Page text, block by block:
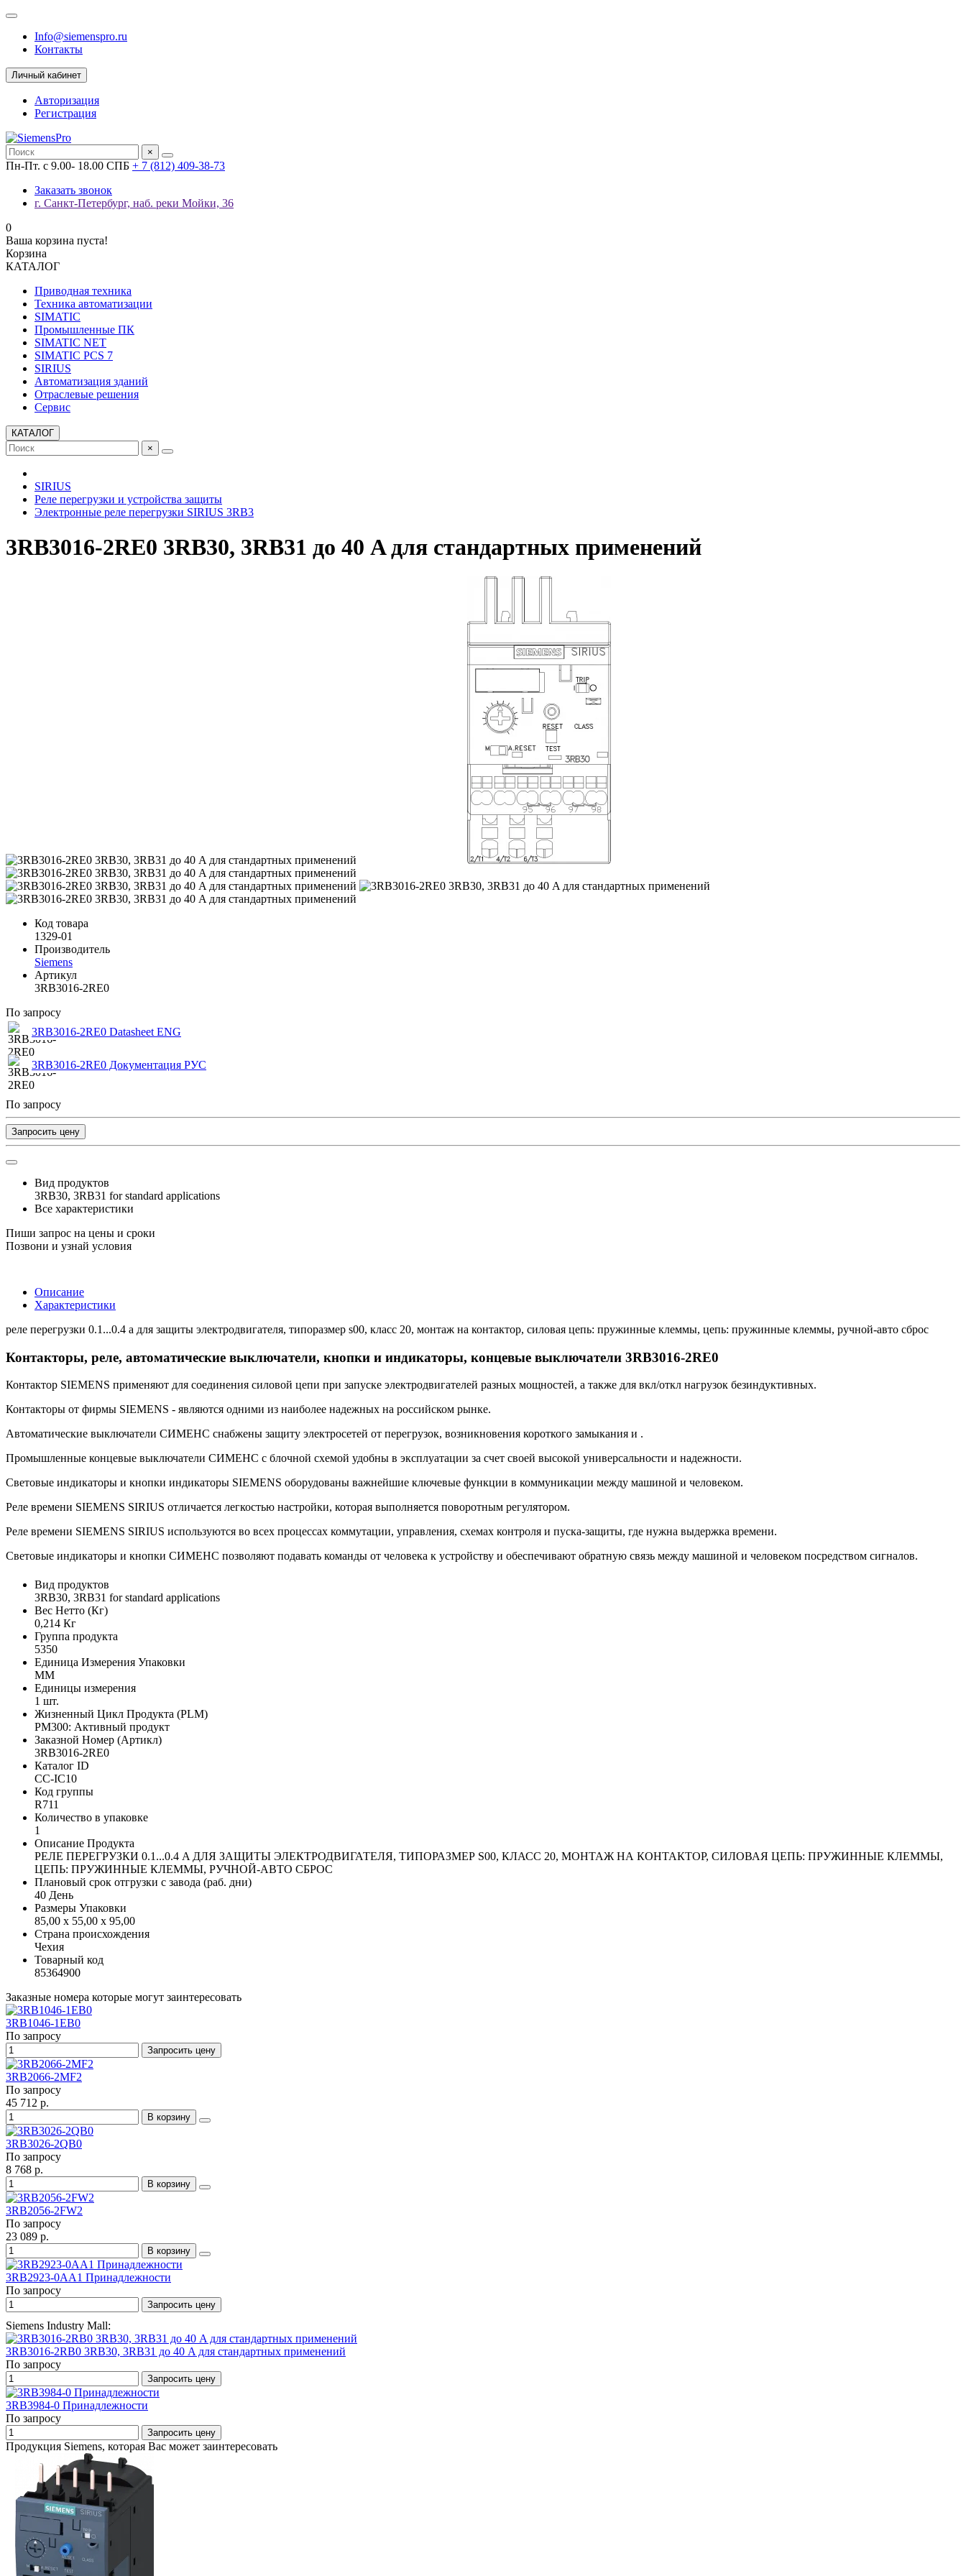
Info@siemenspro.ru
Контакты
Личный кабинет
Авторизация
Регистрация
×
Пн-Пт. с 9.00- 18.00 СПБ + 7 (812) 409-38-73
Заказать звонок
г. Санкт-Петербург, наб. реки Мойки, 36
0
Ваша корзина пуста!
Корзина
КАТАЛОГ
Приводная техника
Техника автоматизации
SIMATIC
Промышленные ПК
SIMATIC NET
SIMATIC PCS 7
SIRIUS
Автоматизация зданий
Отраслевые решения
Сервис
КАТАЛОГ
×
SIRIUS
Реле перегрузки и устройства защиты
Электронные реле перегрузки SIRIUS 3RB3
3RB3016-2RE0 3RB30, 3RB31 до 40 A для стандартных применений
Код товара
1329-01
Производитель
Siemens
Артикул
3RB3016-2RE0
По запросу
3RB3016-2RE0 Datasheet ENG
3RB3016-2RE0 Документация РУС
По запросу
Запросить цену
Вид продуктов
3RB30, 3RB31 for standard applications
Все характеристики
Пиши запрос на цены и сроки
Позвони и узнай условия
Описание
Характеристики
реле перегрузки 0.1...0.4 a для защиты электродвигателя, типоразмер s00, класс 20, монтаж на контактор, силовая цепь: пружинные клеммы, цепь: пружинные клеммы, ручной-авто сброс
Контакторы, реле, автоматические выключатели, кнопки и индикаторы, концевые выключатели 3RB3016-2RE0
Контактор SIEMENS применяют для соединения силовой цепи при запуске электродвигателей разных мощностей, а также для вкл/откл нагрузок безиндуктивных.
Контакторы от фирмы SIEMENS - являются одними из наиболее надежных на российском рынке.
Автоматические выключатели СИМЕНС снабжены защиту электросетей от перегрузок, возникновения короткого замыкания и .
Промышленные концевые выключатели СИМЕНС с блочной схемой удобны в эксплуатации за счет своей высокой универсальности и надежности.
Световые индикаторы и кнопки индикаторы SIEMENS оборудованы важнейшие ключевые функции в коммуникации между машиной и человеком.
Реле времени SIEMENS SIRIUS отличается легкостью настройки, которая выполняется поворотным регулятором.
Реле времени SIEMENS SIRIUS используются во всех процессах коммутации, управления, схемах контроля и пуска-защиты, где нужна выдержка времени.
Световые индикаторы и кнопки СИМЕНС позволяют подавать команды от человека к устройству и обеспечивают обратную связь между машиной и человеком посредством сигналов.
Вид продуктов
3RB30, 3RB31 for standard applications
Вес Нетто (Кг)
0,214 Кг
Группа продукта
5350
Единица Измерения Упаковки
MM
Единицы измерения
1 шт.
Жизненный Цикл Продукта (PLM)
PM300: Активный продукт
Заказной Номер (Артикл)
3RB3016-2RE0
Каталог ID
CC-IC10
Код группы
R711
Количество в упаковке
1
Описание Продукта
РЕЛЕ ПЕРЕГРУЗКИ 0.1...0.4 A ДЛЯ ЗАЩИТЫ ЭЛЕКТРОДВИГАТЕЛЯ, ТИПОРАЗМЕР S00, КЛАСС 20, МОНТАЖ НА КОНТАКТОР, СИЛОВАЯ ЦЕПЬ: ПРУЖИННЫЕ КЛЕММЫ,
ЦЕПЬ: ПРУЖИННЫЕ КЛЕММЫ, РУЧНОЙ-АВТО СБРОС
Плановый срок отгрузки с завода (раб. дни)
40 День
Размеры Упаковки
85,00 x 55,00 x 95,00
Страна происхождения
Чехия
Товарный код
85364900
Заказные номера которые могут заинтересовать
3RB1046-1EB0
По запросу
Запросить цену
3RB2066-2MF2
По запросу
45 712 р.
В корзину
3RB3026-2QB0
По запросу
8 768 р.
В корзину
3RB2056-2FW2
По запросу
23 089 р.
В корзину
3RB2923-0AA1 Принадлежности
По запросу
Запросить цену
Siemens Industry Mall:
3RB3016-2RB0 3RB30, 3RB31 до 40 A для стандартных применений
По запросу
Запросить цену
3RB3984-0 Принадлежности
По запросу
Запросить цену
Продукция Siemens, которая Вас может заинтересовать